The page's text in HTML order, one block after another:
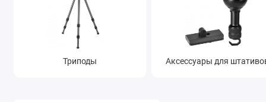
Триподы Аксессуары для